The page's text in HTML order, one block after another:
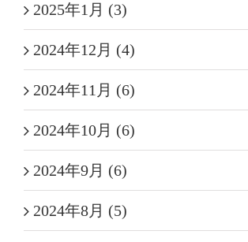
2025年1月 (3)
2024年12月 (4)
2024年11月 (6)
2024年10月 (6)
2024年9月 (6)
2024年8月 (5)